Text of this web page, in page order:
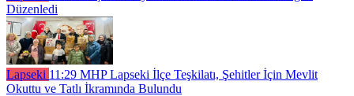
Düzenledi
Lapseki 11:29 MHP Lapseki İlçe Teşkilatı, Şehitler İçin Mevlit
Okuttu ve Tatlı İkramında Bulundu